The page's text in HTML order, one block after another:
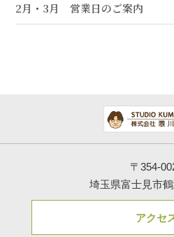
2月・3月 営業日のご案内
〒354-
埼玉県富士見市
アクセ